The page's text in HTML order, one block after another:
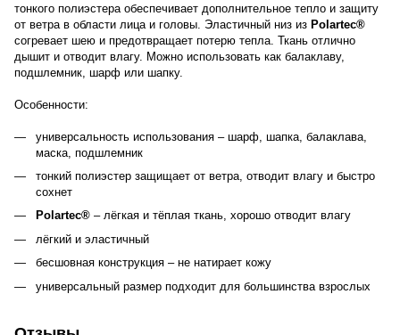
тонкого полиэстера обеспечивает дополнительное тепло и защиту
от ветра в области лица и головы. Эластичный низ из Polartec®
согревает шею и предотвращает потерю тепла. Ткань отлично
дышит и отводит влагу. Можно использовать как балаклаву,
подшлемник, шарф или шапку.
Особенности:
универсальность использования – шарф, шапка, балаклава,
маска, подшлемник
тонкий полиэстер защищает от ветра, отводит влагу и быстро
сохнет
Polartec® – лёгкая и тёплая ткань, хорошо отводит влагу
лёгкий и эластичный
бесшовная конструкция – не натирает кожу
универсальный размер подходит для большинства взрослых